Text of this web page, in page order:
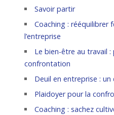
Savoir partir
Coaching : rééquilibrer
l’entreprise
Le bien-être au travail
confrontation
Deuil en entreprise :
Plaidoyer pour la
Coaching : sachez